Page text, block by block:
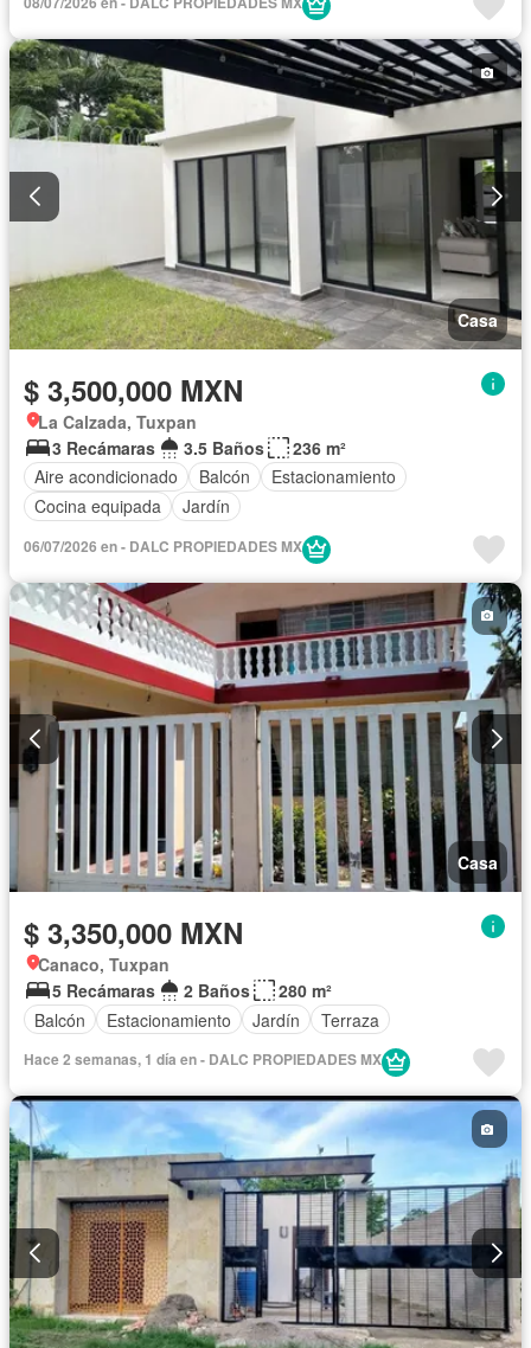
Casa
$ 3,500,000 MXN
La Calzada, Tuxpan
3 Recámaras
3.5 Baños
236 m²
Aire acondicionado
Balcón
Estacionamiento
Cocina equipada
Jardín
06/07/2026 en - DALC PROPIEDADES MX
Casa
$ 3,350,000 MXN
Canaco, Tuxpan
5 Recámaras
2 Baños
280 m²
Balcón
Estacionamiento Jardín Terraza
Hace 2 semanas, 1 día en - DALC PROPIEDADES MX